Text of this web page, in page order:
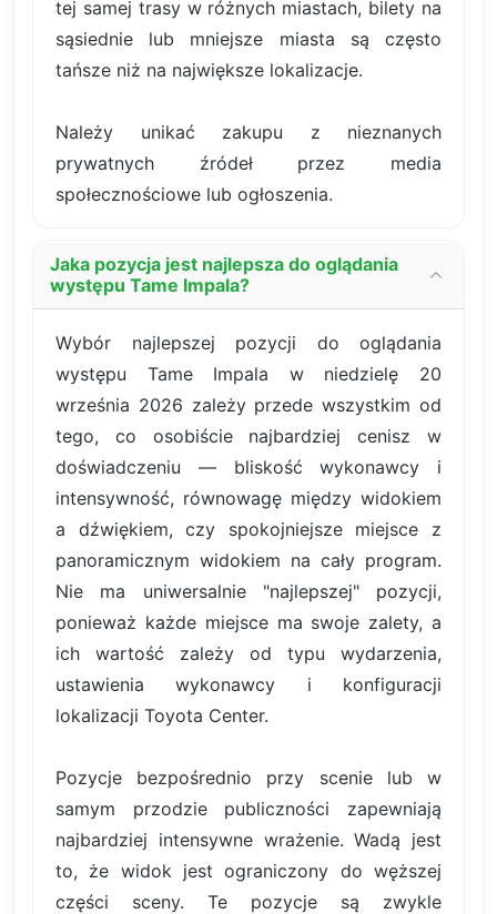
tej samej trasy w różnych miastach, bilety na
sąsiednie lub mniejsze miasta są często
tańsze niż na największe lokalizacje.
Należy unikać zakupu z nieznanych
prywatnych źródeł przez media
społecznościowe lub ogłoszenia.
Jaka pozycja jest najlepsza do oglądania
występu Tame Impala?
Wybór najlepszej pozycji do oglądania
występu Tame Impala w niedzielę 20
września 2026 zależy przede wszystkim od
tego, co osobiście najbardziej cenisz w
doświadczeniu — bliskość wykonawcy i
intensywność, równowagę między widokiem
a dźwiękiem, czy spokojniejsze miejsce z
panoramicznym widokiem na cały program.
Nie ma uniwersalnie "najlepszej" pozycji,
ponieważ każde miejsce ma swoje zalety, a
ich wartość zależy od typu wydarzenia,
ustawienia wykonawcy i konfiguracji
lokalizacji Toyota Center.
Pozycje bezpośrednio przy scenie lub w
samym przodzie publiczności zapewniają
najbardziej intensywne wrażenie. Wadą jest
to, że widok jest ograniczony do węższej
części sceny. Te pozycje są zwykle